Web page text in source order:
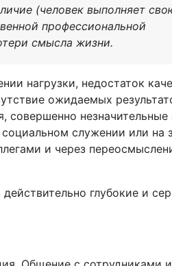
(человек выполняет
профессиональной
смысла жизни.
нагрузки, недостаток
ожидаемых
совершенно
служении или на
и через
глубокие и